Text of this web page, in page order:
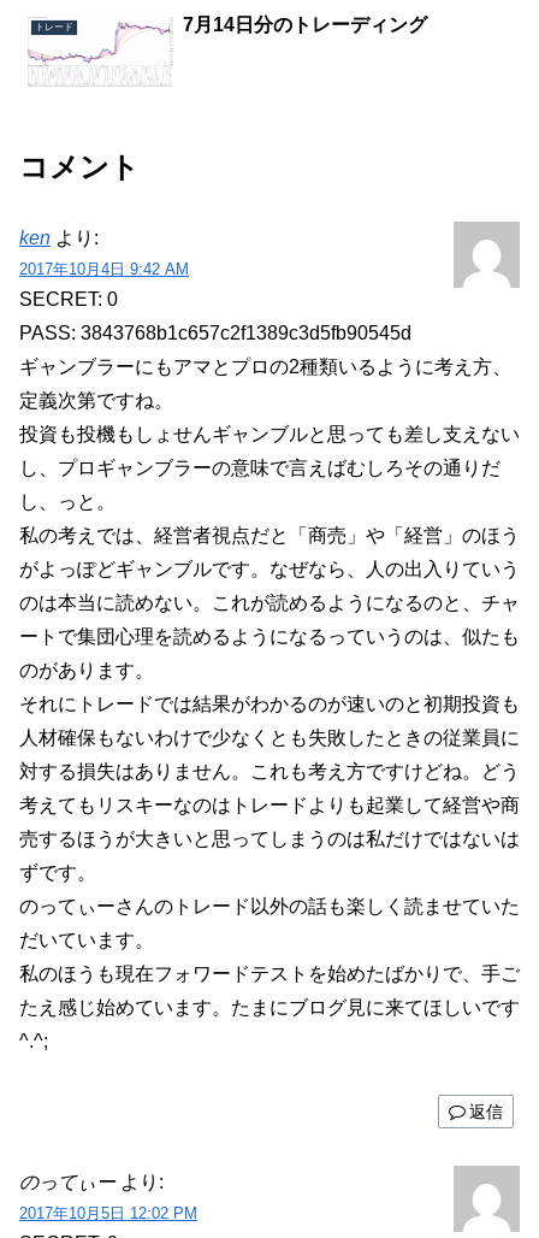
トレード 7月14日分のトレーディング
コメント
ken より:
2017年10月4日 9:42 AM
SECRET: 0
PASS: 3843768b1c657c2f1389c3d5fb90545d
ギャンブラーにもアマとプロの2種類いるように考え方、
定義次第ですね。
投資も投機もしょせんギャンブルと思っても差し支えない
し、プロギャンブラーの意味で言えばむしろその通りだ
し、っと。
私の考えでは、経営者視点だと「商売」や「経営」のほう
がよっぽどギャンブルです。なぜなら、人の出入りていう
のは本当に読めない。これが読めるようになるのと、チャ
ートで集団心理を読めるようになるっていうのは、似たも
のがあります。
それにトレードでは結果がわかるのが速いのと初期投資も
人材確保もないわけで少なくとも失敗したときの従業員に
対する損失はありません。これも考え方ですけどね。どう
考えてもリスキーなのはトレードよりも起業して経営や商
売するほうが大きいと思ってしまうのは私だけではないは
ずです。
のってぃーさんのトレード以外の話も楽しく読ませていた
だいています。
私のほうも現在フォワードテストを始めたばかりで、手ご
たえ感じ始めています。たまにブログ見に来てほしいです
^.^;
返信
のってぃー より:
2017年10月5日 12:02 PM